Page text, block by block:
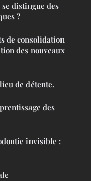
distingue des
?
de consolidation
des nouveaux
de détente.
des
invisible :